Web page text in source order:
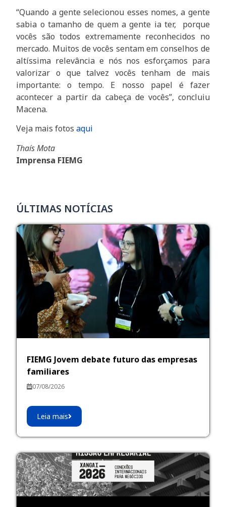
“Quando a gente selecionou esses nomes, a gente
sabia o tamanho de quem a gente ia ter, porque
vocês são todos extremamente reconhecidos no
mercado. Muitos de vocês sentam em conselhos de
altíssima relevância e nós nos esforçamos para
valorizar o que talvez vocês tenham de mais
importante: o tempo. E nosso papel é fazer
acontecer a partir da cabeça de vocês”, concluiu
Macena.
Veja mais fotosaqui
Thaís Mota
Imprensa FIEMG
ÚLTIMAS NOTÍCIAS
FIEMG Jovem debate futuro das empresas
familiares
07/08/2026
Leia mais